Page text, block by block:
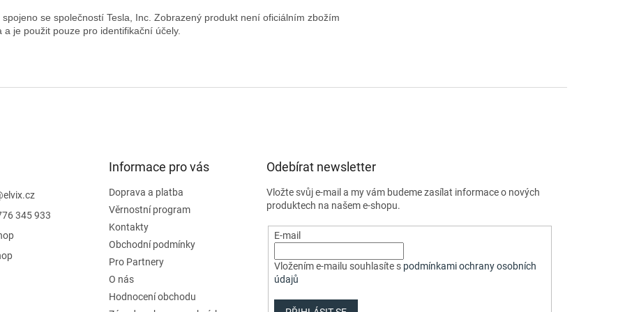
spojeno se společností Tesla, Inc. Zobrazený produkt není oficiálním zbožím
elvix.cz
345 933
Informace pro vás
Doprava a platba
Věrnostní program
Kontakty
Obchodní podmínky
Pro Partnery
O nás
Hodnocení obchodu
Odebírat newsletter
Vložte svůj e-mail a my vám budeme zasílat informace o nových
produktech na našem e-shopu.
E-mail
Vložením e-mailu souhlasíte s podmínkami ochrany osobních
údajů